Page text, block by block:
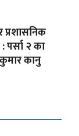
प्रशासनिक
पर्सा २ का
कानु